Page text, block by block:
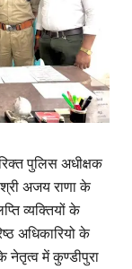
पुलिस अधीक्षक
अजय राणा के
व्यक्तियों के
अधिकारियो के
नेतृत्व में कुण्डीपुरा